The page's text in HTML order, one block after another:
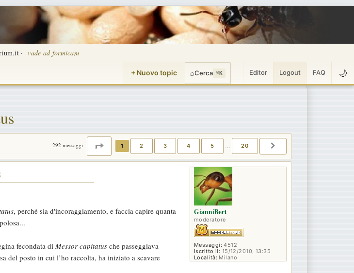
· vade ad formicam
+ Nuovo topic ⌕Cerca ⌘K Editor Logout FAQ 🌙
292 messaggi PAGINA DI20
1 2 3 4 5 … 20
GianniBert
moderatore
Messaggi: 4512
Iscritto il: 15/12/2010, 13:35
Località: Milano
, perché sia d'incoraggiamento, e faccia capire quanta
fecondata di Messor capitatus che passeggiava
del posto in cui l’ho raccolta, ha iniziato a scavare